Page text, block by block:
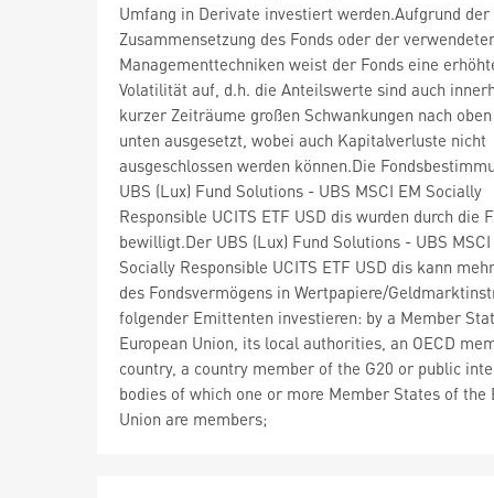
Umfang in Derivate investiert werden.Aufgrund der
Zusammensetzung des Fonds oder der
Managementtechniken weist der Fonds eine
Volatilität auf, d.h. die Anteilswerte sind auch
kurzer Zeiträume großen Schwankungen nach
unten ausgesetzt, wobei auch Kapitalverluste nicht
ausgeschlossen werden können.Die
UBS (Lux) Fund Solutions - UBS MSCI EM Socially
Responsible UCITS ETF USD dis wurden durch die
bewilligt.Der UBS (Lux) Fund Solutions - UBS MSCI
Socially Responsible UCITS ETF USD dis kann
des Fondsvermögens in Wertpapiere/
folgender Emittenten investieren: by a Member
European Union, its local authorities, an OECD
country, a country member of the G20 or public
bodies of which one or more Member States of the
Union are members;